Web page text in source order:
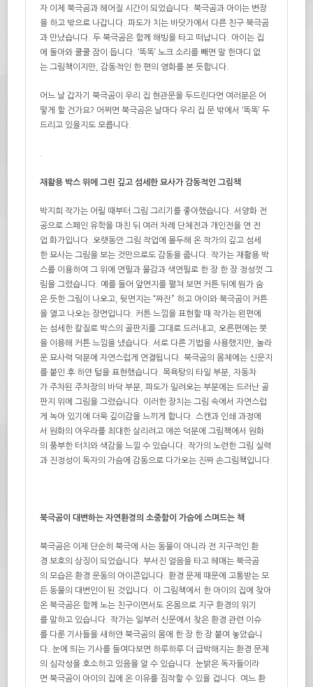
자 이제 북극곰과 헤어질 시간이 되었습니다. 북극곰과 아이는 변장
을 하고 밖으로 나갑니다. 파도가 치는 바닷가에서 다른 친구 북극곰
과 만났습니다. 두 북극곰은 함께 해빙을 타고 떠납니다. 아이는 집
에 돌아와 쿨쿨 잠이 듭니다. ‘똑똑’ 노크 소리를 빼면 말 한마디 없
는 그림책이지만, 감동적인 한 편의 영화를 본 듯합니다.
어느 날 갑자기 북극곰이 우리 집 현관문을 두드린다면 여러분은 어
떻게 할 건가요? 어쩌면 북극곰은 날마다 우리 집 문 밖에서 ‘똑똑’ 두
드리고 있을지도 모릅니다.
재활용 박스 위에 그린 깊고 섬세한 묘사가 감동적인 그림책
박지희 작가는 어릴 때부터 그림 그리기를 좋아했습니다. 서양화 전
공으로 스페인 유학을 마친 뒤 여러 차례 단체전과 개인전을 연 전
업 화가입니다. 오랫동안 그림 작업에 몰두해 온 작가의 깊고 섬세
한 묘사는 그림을 보는 것만으로도 감동을 줍니다. 작가는 재활용 박
스를 이용하여 그 위에 연필과 물감과 색연필로 한 장 한 장 정성껏 그
림을 그렸습니다. 예를 들어 앞면지를 펼쳐 보면 커튼 뒤에 뭔가 숨
은 듯한 그림이 나오고, 뒷면지는 “짜잔” 하고 아이와 북극곰이 커튼
을 열고 나오는 장면입니다. 커튼 느낌을 표현할 때 작가는 왼편에
는 섬세한 칼질로 박스의 골판지를 그대로 드러내고, 오른편에는 붓
을 이용해 커튼 느낌을 냈습니다. 서로 다른 기법을 사용했지만, 놀라
운 묘사력 덕분에 자연스럽게 연결됩니다. 북극곰의 몸체에는 신문지
를 붙인 후 하얀 털을 표현했습니다. 목욕탕의 타일 부분, 자동차
가 주차된 주차장의 바닥 부분, 파도가 밀려오는 부분에는 드러난 골
판지 위에 그림을 그렸습니다. 이러한 장치는 그림 속에서 자연스럽
게 녹아 있기에 더욱 깊이감을 느끼게 합니다. 스캔과 인쇄 과정에
서 원화의 아우라를 최대한 살리려고 애쓴 덕분에 그림책에서 원화
의 풍부한 터치와 색감을 느낄 수 있습니다. 작가의 노련한 그림 실력
과 진정성이 독자의 가슴에 감동으로 다가오는 진짜 손그림책입니다.
북극곰이 대변하는 자연환경의 소중함이 가슴에 스며드는 책
북극곰은 이제 단순히 북극에 사는 동물이 아니라 전 지구적인 환
경 보호의 상징이 되었습니다. 부서진 얼음을 타고 헤매는 북극곰
의 모습은 환경 운동의 아이콘입니다. 환경 문제 때문에 고통받는 모
든 동물의 대변인이 된 것입니다. 이 그림책에서 한 아이의 집에 찾아
온 북극곰은 함께 노는 친구이면서도 온몸으로 지구 환경의 위기
를 말하고 있습니다. 작가는 일부러 신문에서 찾은 환경 관련 이슈
를 다룬 기사들을 새하얀 북극곰의 몸에 한 장 한 장 붙여 놓았습니
다. 눈에 띄는 기사를 들여다보면 하루하루 더 급박해지는 환경 문제
의 심각성을 호소하고 있음을 알 수 있습니다. 눈밝은 독자들이라
면 북극곰이 아이의 집에 온 이유를 짐작할 수 있을 겁니다. 여느 환